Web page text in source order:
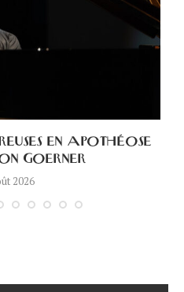
EN APOTHÉOSE
GOERNER
2026